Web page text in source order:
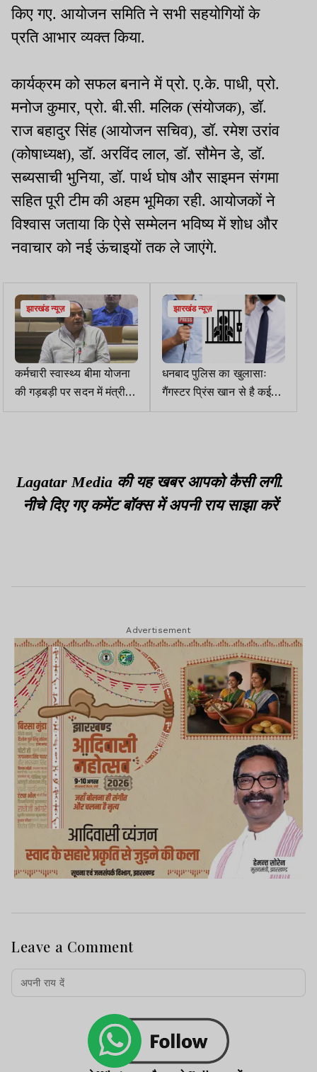
किए गए. आयोजन समिति ने सभी सहयोगियों के
प्रति आभार व्यक्त किया.
कार्यक्रम को सफल बनाने में प्रो. ए.के. पाधी, प्रो.
मनोज कुमार, प्रो. बी.सी. मलिक (संयोजक), डॉ.
राज बहादुर सिंह (आयोजन सचिव), डॉ. रमेश उरांव
(कोषाध्यक्ष), डॉ. अरविंद लाल, डॉ. सौमेन डे, डॉ.
सब्यसाची भुनिया, डॉ. पार्थ घोष और साइमन संगमा
सहित पूरी टीम की अहम भूमिका रही. आयोजकों ने
विश्वास जताया कि ऐसे सम्मेलन भविष्य में शोध और
नवाचार को नई ऊंचाइयों तक ले जाएंगे.
झारखंड न्यूज़
कर्मचारी स्वास्थ्य बीमा योजना
की गड़बड़ी पर सदन में मंत्री
इरफान ने दिया अटपटा जवाब
झारखंड न्यूज़
धनबाद पुलिस का खुलासाः
गैंगस्टर प्रिंस खान से है कई
व्हाइट कॉलर का कनेक्शन
Lagatar Media की यह खबर आपको कैसी लगी.
नीचे दिए गए कमेंट बॉक्स में अपनी राय साझा करें
Advertisement
Leave a Comment